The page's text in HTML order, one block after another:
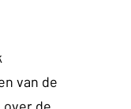
van de